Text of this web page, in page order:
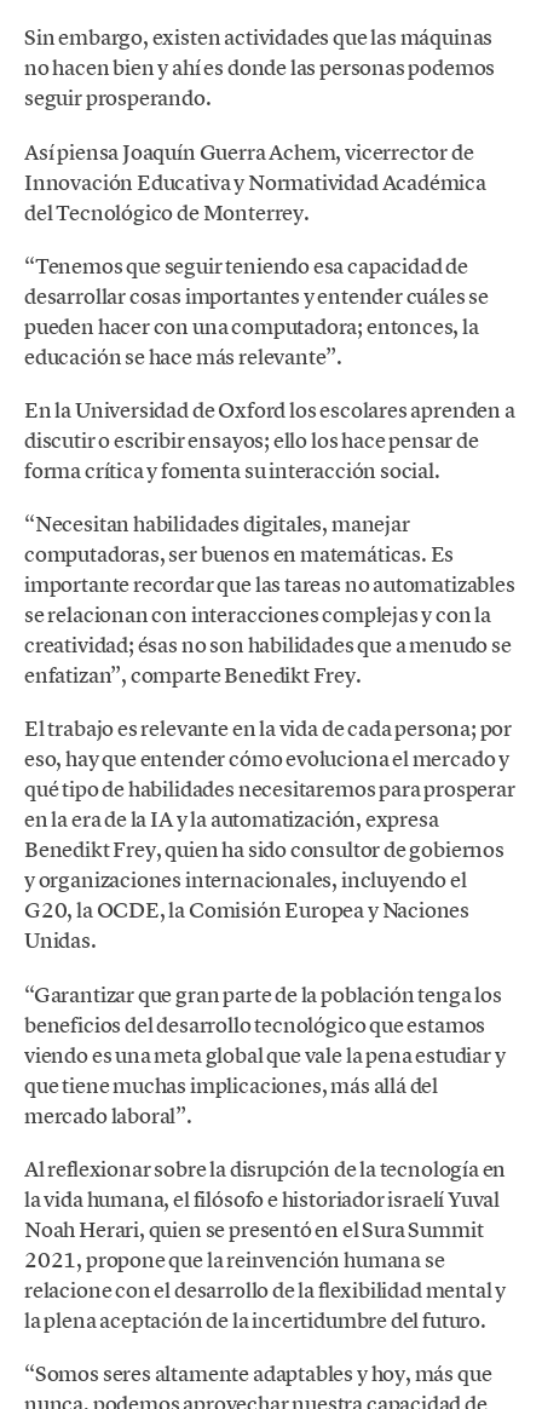
Sin embargo, existen actividades que las máquinas
no hacen bien y ahí es donde las personas podemos
seguir prosperando.
Así piensa Joaquín Guerra Achem, vicerrector de
Innovación Educativa y Normatividad Académica
del Tecnológico de Monterrey.
“Tenemos que seguir teniendo esa capacidad de
desarrollar cosas importantes y entender cuáles se
pueden hacer con una computadora; entonces, la
educación se hace más relevante”.
En la Universidad de Oxford los escolares aprenden a
discutir o escribir ensayos; ello los hace pensar de
forma crítica y fomenta su interacción social.
“Necesitan habilidades digitales, manejar
computadoras, ser buenos en matemáticas. Es
importante recordar que las tareas no automatizables
se relacionan con interacciones complejas y con la
creatividad; ésas no son habilidades que a menudo se
enfatizan”, comparte Benedikt Frey.
El trabajo es relevante en la vida de cada persona; por
eso, hay que entender cómo evoluciona el mercado y
qué tipo de habilidades necesitaremos para prosperar
en la era de la IA y la automatización, expresa
Benedikt Frey, quien ha sido consultor de gobiernos
y organizaciones internacionales, incluyendo el
G20, la OCDE, la Comisión Europea y Naciones
Unidas.
“Garantizar que gran parte de la población tenga los
beneficios del desarrollo tecnológico que estamos
viendo es una meta global que vale la pena estudiar y
que tiene muchas implicaciones, más allá del
mercado laboral”.
Al reflexionar sobre la disrupción de la tecnología en
la vida humana, el filósofo e historiador israelí Yuval
Noah Herari, quien se presentó en el Sura Summit
2021, propone que la reinvención humana se
relacione con el desarrollo de la flexibilidad mental y
la plena aceptación de la incertidumbre del futuro.
“Somos seres altamente adaptables y hoy, más que
nunca, podemos aprovechar nuestra capacidad de